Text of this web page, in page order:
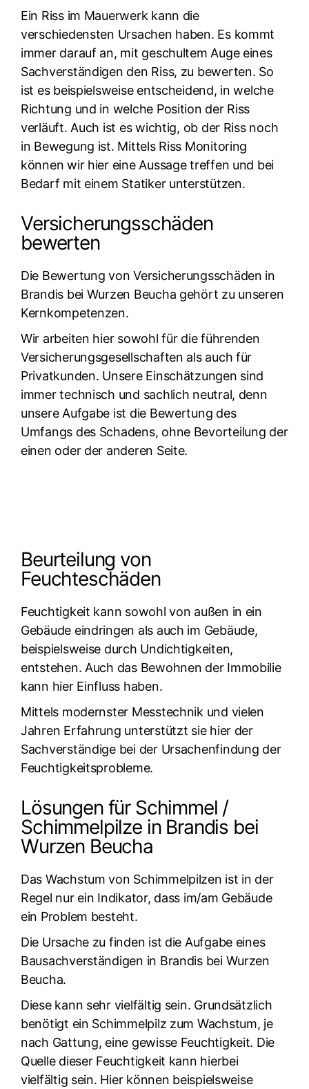
Ein Riss im Mauerwerk kann die
verschiedensten Ursachen haben. Es kommt
immer darauf an, mit geschultem Auge eines
Sachverständigen den Riss, zu bewerten. So
ist es beispielsweise entscheidend, in welche
Richtung und in welche Position der Riss
verläuft. Auch ist es wichtig, ob der Riss noch
in Bewegung ist. Mittels Riss Monitoring
können wir hier eine Aussage treffen und bei
Bedarf mit einem Statiker unterstützen.
Versicherungsschäden
bewerten
Die Bewertung von Versicherungsschäden in
Brandis bei Wurzen Beucha gehört zu unseren
Kernkompetenzen.
Wir arbeiten hier sowohl für die führenden
Versicherungsgesellschaften als auch für
Privatkunden. Unsere Einschätzungen sind
immer technisch und sachlich neutral, denn
unsere Aufgabe ist die Bewertung des
Umfangs des Schadens, ohne Bevorteilung der
einen oder der anderen Seite.
Beurteilung von
Feuchteschäden
Feuchtigkeit kann sowohl von außen in ein
Gebäude eindringen als auch im Gebäude,
beispielsweise durch Undichtigkeiten,
entstehen. Auch das Bewohnen der Immobilie
kann hier Einfluss haben.
Mittels modernster Messtechnik und vielen
Jahren Erfahrung unterstützt sie hier der
Sachverständige bei der Ursachenfindung der
Feuchtigkeitsprobleme.
Lösungen für Schimmel /
Schimmelpilze in Brandis bei
Wurzen Beucha
Das Wachstum von Schimmelpilzen ist in der
Regel nur ein Indikator, dass im/am Gebäude
ein Problem besteht.
Die Ursache zu finden ist die Aufgabe eines
Bausachverständigen in Brandis bei Wurzen
Beucha.
Diese kann sehr vielfältig sein. Grundsätzlich
benötigt ein Schimmelpilz zum Wachstum, je
nach Gattung, eine gewisse Feuchtigkeit. Die
Quelle dieser Feuchtigkeit kann hierbei
vielfältig sein. Hier können beispielsweise